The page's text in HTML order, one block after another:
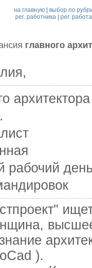
на главную |выбор по
рег. работника| рег.
главного
рабочий
ищет
высшее
).